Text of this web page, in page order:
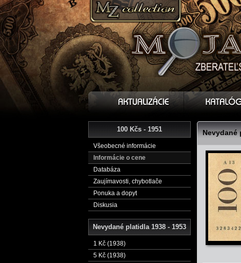
100 Kčs - 1951
Všeobecné informácie
Informácie o cene
Databáza
Zaujímavosti, chybotlače
Ponuka a dopyt
Diskusia
Nevydané platidla 1938 - 1953
1 Kč (1938)
5 Kč (1938)
Nevydané